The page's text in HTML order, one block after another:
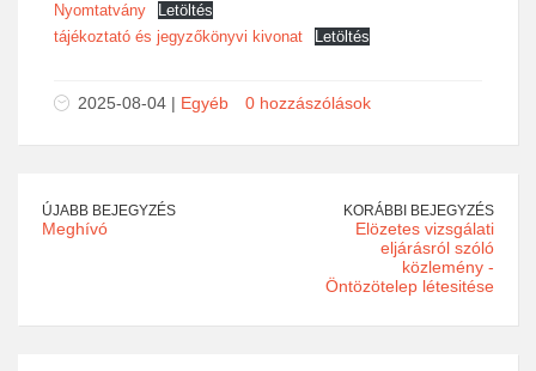
Nyomtatvány
Letöltés
tájékoztató és jegyzőkönyvi kivonat
Letöltés
2025-08-04 | Egyéb 0 hozzászólások
ÚJABB BEJEGYZÉS
Meghívó
KORÁBBI BEJEGYZÉS
Elözetes vizsgálati
eljárásról szóló
közlemény -
Öntözötelep létesitése